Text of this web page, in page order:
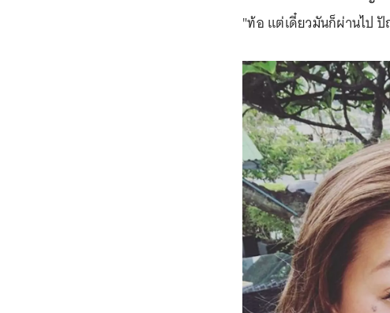
"ท้อ แต่เดี๋ยวมันก็ผ่านไป